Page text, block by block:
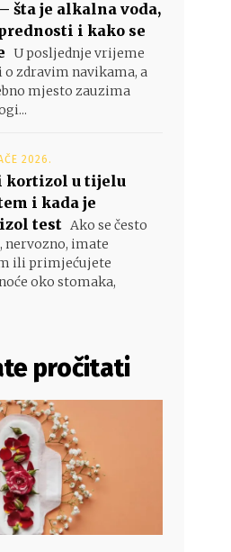
šta je alkalna voda,
i kako se
U posljednje vrijeme
o zdravim navikama, a
mjesto zauzima
2026.
kortizol u tijelu
i kada je
test Ako se često
nervozno, imate
ili primjećujete
oko stomaka,
pročitati